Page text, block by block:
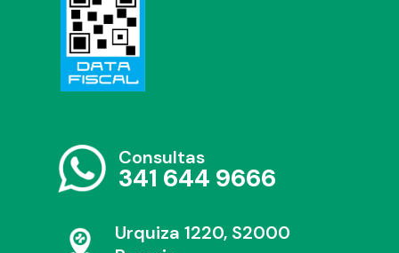
Consultas
341 644 9666
Urquiza 1220, S2000